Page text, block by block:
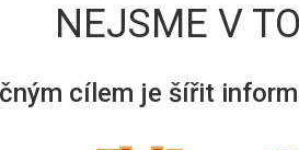
NEJSME V
cílem je šířit